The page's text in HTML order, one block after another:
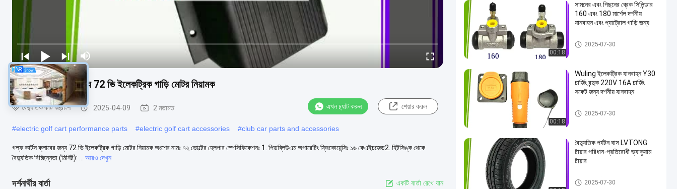
গল্ফ কার্টস ক্লাবের জন্য 72 ভি ইলেকট্রিক গাড়ি মোটর নিয়ামক
বৈদ্যুতিক কার্ট যন্ত্রাংশ 2025-04-09 2 মতামত এখন চ্যাট করুন শেয়ার করুন
#electric golf cart performance parts #electric golf cart accessories #club car parts and accessories
গল্ফ কার্টস ক্লাবের জন্য 72 ভি ইলেকট্রিক গাড়ি মোটর নিয়ামক অংশের নামঃ ৭২ ভোল্টের হেলপার স্পেসিফিকেশনঃ 1. পিডব্লিউএম অপারেটিং ফ্রিকোয়েন্সিঃ ১৬ কেএইচজেড2. হিটসিঙ্ক থেকে
বৈদ্যুতিক বিচ্ছিন্নতা (মিনিট): ...
আরও দেখুন
দর্শনার্থীর বার্তা একটি বার্তা রেখে যান
00:18
সামনের এবং পিছনের ব্রেক সিলিন্ডার
160 এবং 180 মার্শেল দর্শনীয়
যানবাহন এবং প্যাট্রোল গাড়ি জন্য
বৈদ্যুতিক কার্ট যন্ত্রাংশ
2025-07-30
00:18
Wuling ইলেকট্রিক যানবাহন Y30
চার্জিং বন্দুক 220V 16A চার্জিং
সকেট জন্য দর্শনীয় যানবাহন
বৈদ্যুতিক কার্ট যন্ত্রাংশ
2025-07-30
বৈদ্যুতিক পর্যটন বাস LVTONG
টায়ার পরিধান-প্রতিরোধী ভ্যাকুয়াম
টায়ার
বৈদ্যুতিক কার্ট যন্ত্রাংশ
2025-07-30